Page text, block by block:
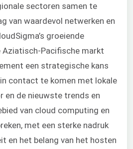
sectoren samen te
van waardevol netwerken en
groeiende
Aziatisch-Pacifische markt
een strategische kans
contact te komen met lokale
en de nieuwste trends en
van cloud computing en
met een sterke nadruk
en het belang van het hosten